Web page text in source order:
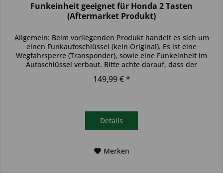
Funkeinheit geeignet für Honda 2 Tasten
(Aftermarket Produkt)
Allgemein: Beim vorliegenden Produkt handelt es sich um
einen Funkautoschlüssel (kein Original). Es ist eine
Wegfahrsperre (Transponder), sowie eine Funkeinheit im
Autoschlüssel verbaut. Bitte achte darauf, dass der
149,99 € *
Details
Merken